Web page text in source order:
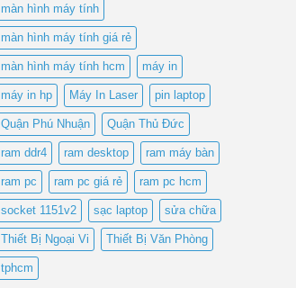
màn hình máy tính
màn hình máy tính giá rẻ
màn hình máy tính hcm máy in
máy in hp Máy In Laser pin laptop
Quận Phú Nhuận Quận Thủ Đức
ram ddr4 ram desktop ram máy bàn
ram pc ram pc giá rẻ ram pc hcm
socket 1151v2 sạc laptop sửa chữa
Thiết Bị Ngoại Vi Thiết Bị Văn Phòng
tphcm